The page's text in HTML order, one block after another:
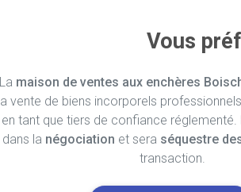
Vous
La maison de ventes aux enchères
la vente de biens incorporels
en tant que tiers de confiance réglementé.
dans la négociation et sera séquestre
transaction.